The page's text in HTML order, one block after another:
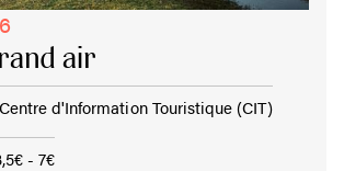
air
Centre d'Information Touristique (CIT)
- 7€